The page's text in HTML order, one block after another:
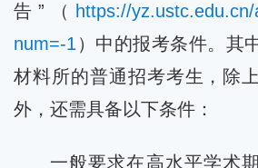
告”（ https://
num=-1 ）中的报考条件。其
材料所的普通招考考生，除
外，还需具备以下条件：
一般要求在高水平学术